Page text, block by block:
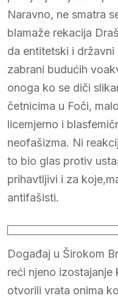
Naravno, ne smatra
blamaže rekacija
da entitetski i
zabrani budućih
onoga ko se diči
četnicima u Foči,
licemjerno i
neofašizma. Ni
to bio glas protiv
prihavtljivi i za
antifašisti.
Događaj u Širokom
reći njeno
otvorili vrata onima